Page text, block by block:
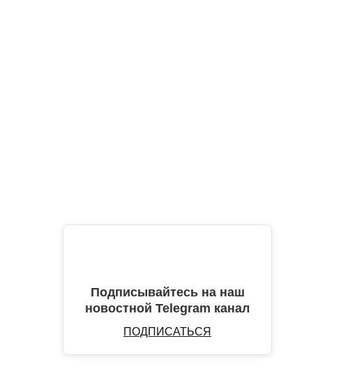
Подписывайтесь на наш
новостной Telegram канал
ПОДПИСАТЬСЯ